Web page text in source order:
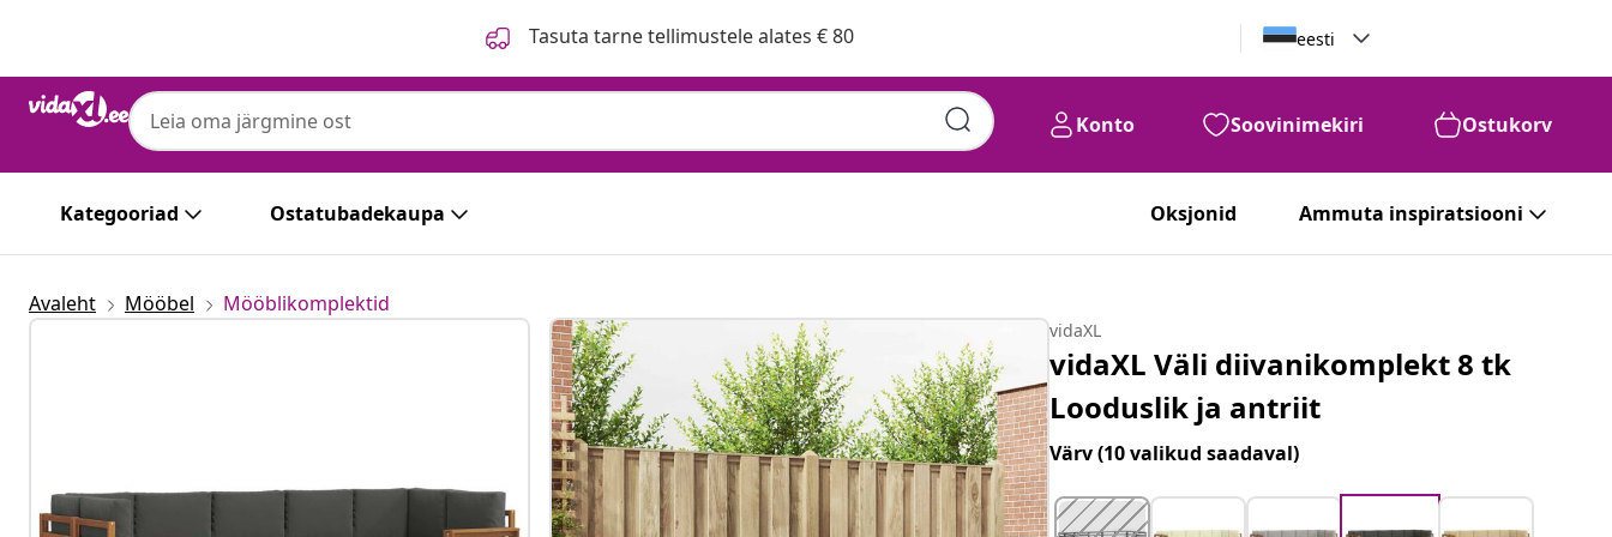
Tasuta tarne tellimustele alates € 80 eesti
Konto Soovinimekiri Ostukorv
Kategooriad Ostatubadekaupa Oksjonid Ammuta inspiratsiooni
Avaleht Mööbel Mööblikomplektid
vidaXL
vidaXL Väli diivanikomplekt 8 tk
Looduslik ja antriit
Värv(10 valikud saadaval)